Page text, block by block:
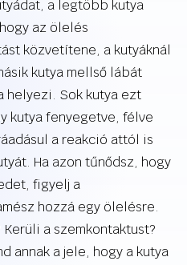
a legtöbb kutya
az ölelés
közvetítene, a kutyáknál
kutya mellső lábát
helyezi. Sok kutya ezt
kutya fenyegetve, félve
a reakció attól is
Ha azon tűnődsz, hogy
figyelj a
hozzá egy ölelésre.
a szemkontaktust?
annak a jele, hogy a kutya